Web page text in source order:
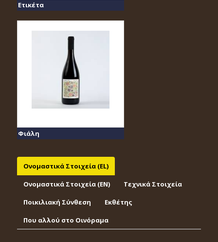
Ετικέτα
Φιάλη
Ονομαστικά Στοιχεία (EL)
Ονομαστικά Στοιχεία (EΝ) Τεχνικά Στοιχεία
Ποικιλιακή Σύνθεση Εκθέτης
Που αλλού στο Οινόραμα